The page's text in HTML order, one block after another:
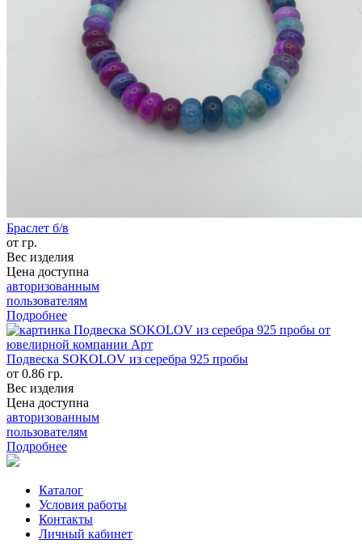
Браслет б/в
от гр.
Вес изделия
Цена доступна
авторизованным
пользователям
Подробнее
Подвеска SOKOLOV из серебра 925 пробы
от 0.86 гр.
Вес изделия
Цена доступна
авторизованным
пользователям
Подробнее
Каталог
Условия работы
Контакты
Личный кабинет